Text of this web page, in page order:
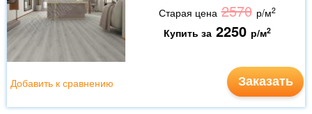
Старая цена 2570 р/м2
Купить за 2250 р/м2
Заказать
Добавить к сравнению